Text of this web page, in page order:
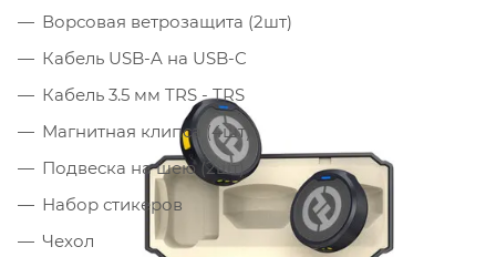
Ворсовая ветрозащита (2шт)
Кабель USB-A на USB-C
Кабель 3.5 мм TRS - TRS
Магнитная клипса (4шт)
Подвеска на шею (2шт)
Набор стикеров
Чехол